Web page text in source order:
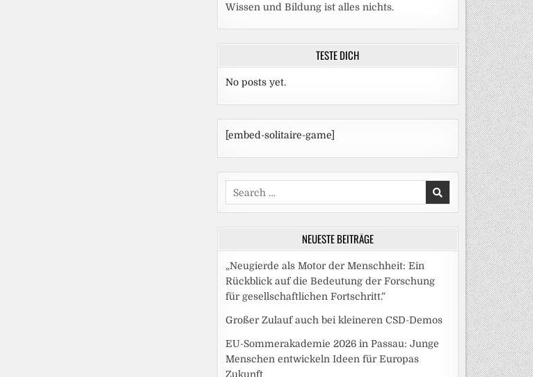
Wissen und Bildung ist alles nichts.
TESTE DICH
No posts yet.
[embed-solitaire-game]
Search
for:
NEUESTE BEITRÄGE
„Neugierde als Motor der Menschheit: Ein
Rückblick auf die Bedeutung der Forschung
für gesellschaftlichen Fortschritt.“
Großer Zulauf auch bei kleineren CSD-Demos
EU-Sommerakademie 2026 in Passau: Junge
Menschen entwickeln Ideen für Europas
Zukunft